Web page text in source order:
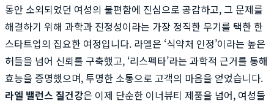
동안 소외되었던 여성의 불편함에 진심으로 공감하고, 그 문제를
해결하기 위해 과학과 진정성이라는 가장 정직한 무기를 택한 한
스타트업의 집요한 여정입니다. 라엘은 ‘식약처 인정’이라는 높은
허들을 넘어 신뢰를 구축했고, ‘리스펙타’라는 과학적 근거를 통해
효능을 증명했으며, 투명한 소통으로 고객의 마음을 얻었습니다.
라엘 밸런스 질건강은 이제 단순한 이너뷰티 제품을 넘어, 여성들